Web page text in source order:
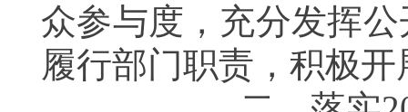
众参与度，充分发挥
履行部门职责，积极